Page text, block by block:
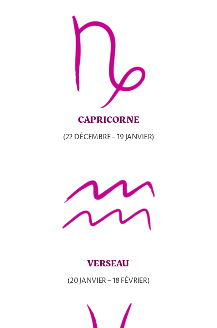
CAPRICORNE
(22 DÉCEMBRE – 19 JANVIER)
VERSEAU
(20 JANVIER – 18 FÉVRIER)